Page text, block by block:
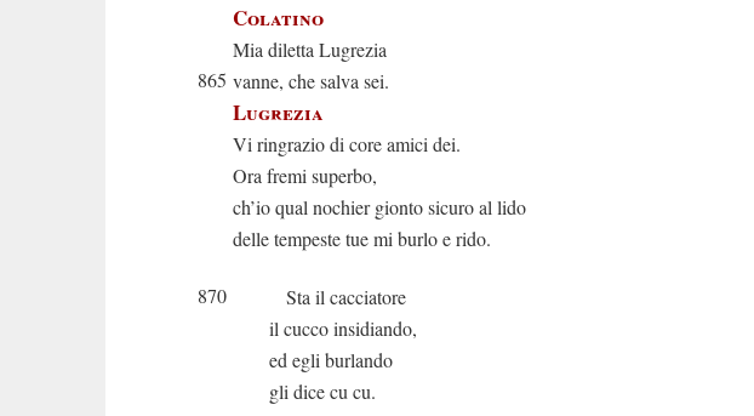
Colatino
Mia diletta Lugrezia
865 vanne, che salva sei.
Lugrezia
Vi ringrazio di core amici dei.
Ora fremi superbo,
ch’io qual nochier gionto sicuro al lido
delle tempeste tue mi burlo e rido.
870
Sta il cacciatore
il cucco insidiando,
ed egli burlando
gli dice cu cu.